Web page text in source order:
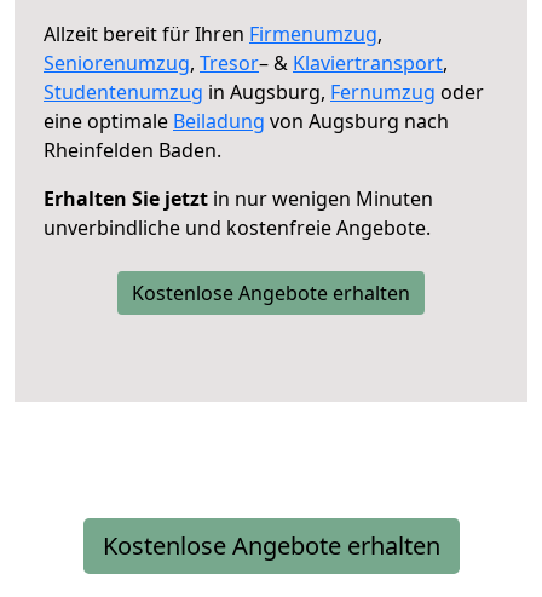
Allzeit bereit für Ihren Firmenumzug,
Seniorenumzug, Tresor– & Klaviertransport,
Studentenumzug in Augsburg, Fernumzug oder
eine optimale Beiladung von Augsburg nach
Rheinfelden Baden.
Erhalten Sie jetzt in nur wenigen Minuten
unverbindliche und kostenfreie Angebote.
Kostenlose Angebote erhalten
Kostenlose Angebote erhalten